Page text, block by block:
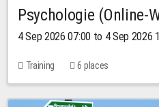
Psychologie (Online-
4 Sep 2026 07:00 to 4 Sep 2026
Training 6 places